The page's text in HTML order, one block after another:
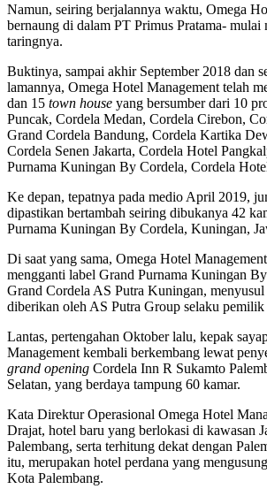
Namun, seiring berjalannya waktu, Omega
bernaung di dalam PT Primus Pratama- mulai
taringnya.
Buktinya, sampai akhir September 2018 dan
lamannya, Omega Hotel Management telah
dan 15 town house yang bersumber dari 10
Puncak, Cordela Medan, Cordela Cirebon,
Grand Cordela Bandung, Cordela Kartika
Cordela Senen Jakarta, Cordela Hotel
Purnama Kuningan By Cordela, Cordela
Ke depan, tepatnya pada medio April 2019,
dipastikan bertambah seiring dibukanya 42
Purnama Kuningan By Cordela, Kuningan,
Di saat yang sama, Omega Hotel
mengganti label Grand Purnama Kuningan
Grand Cordela AS Putra Kuningan, menyusul
diberikan oleh AS Putra Group selaku pemilik
Lantas, pertengahan Oktober lalu, kepak
Management kembali berkembang lewat
grand opening Cordela Inn R Sukamto
Selatan, yang berdaya tampung 60 kamar.
Kata Direktur Operasional Omega Hotel
Drajat, hotel baru yang berlokasi di kawasan
Palembang, serta terhitung dekat dengan
itu, merupakan hotel perdana yang mengusung
Kota Palembang.